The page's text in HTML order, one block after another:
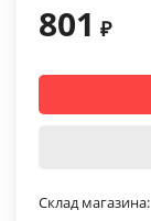
801 ₽
Склад магазина: